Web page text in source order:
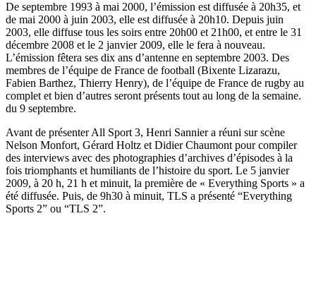
De septembre 1993 à mai 2000, l’émission est diffusée à 20h35, et
de mai 2000 à juin 2003, elle est diffusée à 20h10. Depuis juin
2003, elle diffuse tous les soirs entre 20h00 et 21h00, et entre le 31
décembre 2008 et le 2 janvier 2009, elle le fera à nouveau.
L’émission fêtera ses dix ans d’antenne en septembre 2003. Des
membres de l’équipe de France de football (Bixente Lizarazu,
Fabien Barthez, Thierry Henry), de l’équipe de France de rugby au
complet et bien d’autres seront présents tout au long de la semaine.
du 9 septembre.
Avant de présenter All Sport 3, Henri Sannier a réuni sur scène
Nelson Monfort, Gérard Holtz et Didier Chaumont pour compiler
des interviews avec des photographies d’archives d’épisodes à la
fois triomphants et humiliants de l’histoire du sport. Le 5 janvier
2009, à 20 h, 21 h et minuit, la première de « Everything Sports » a
été diffusée. Puis, de 9h30 à minuit, TLS a présenté “Everything
Sports 2” ou “TLS 2”.